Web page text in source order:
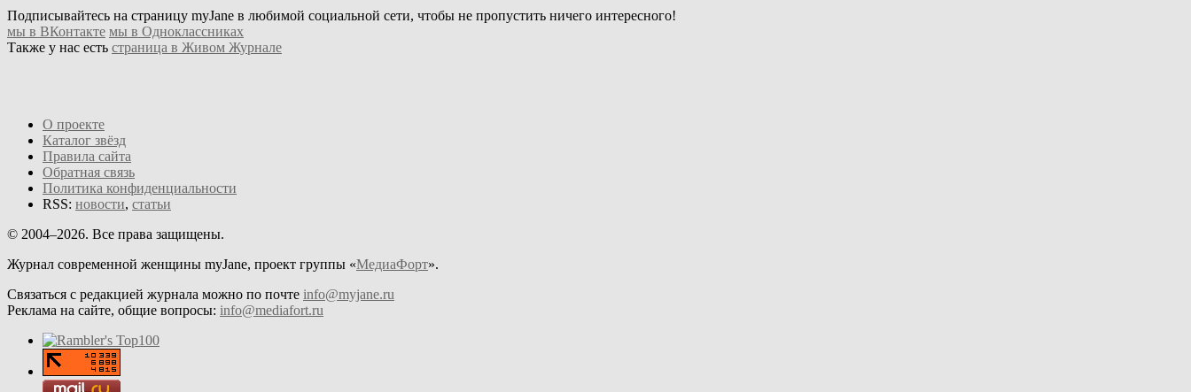
Подписывайтесь на страницу myJane в любимой социальной сети, чтобы не пропустить ничего интересного!
мы в ВКонтакте мы в Одноклассниках
Также у нас есть страница в Живом Журнале
О проекте
Каталог звёзд
Правила сайта
Обратная связь
Политика конфиденциальности
RSS: новости, статьи
© 2004–2026. Все права защищены.
Журнал современной женщины myJane, проект группы «МедиаФорт».
Связаться с редакцией журнала можно по почте info@myjane.ru
Реклама на сайте, общие вопросы: info@mediafort.ru